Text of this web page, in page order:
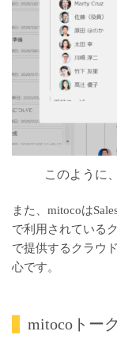
このように
また、mitocoは
で利用されている
で提供するクラウ
心です。
mitocoトー